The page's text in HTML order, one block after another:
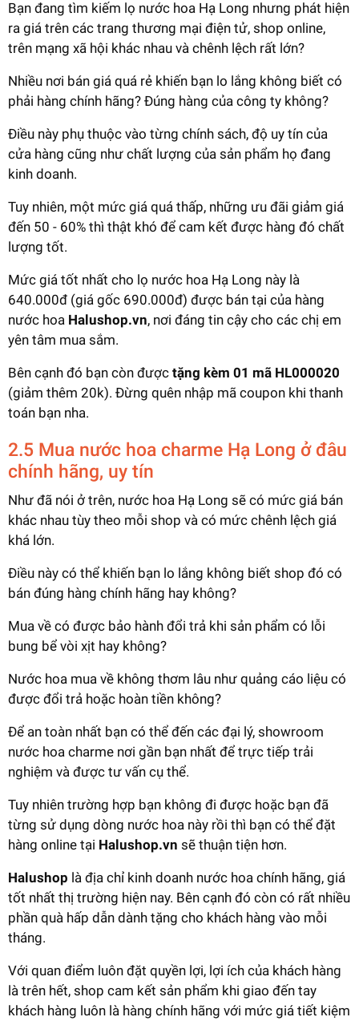
Bạn đang tìm kiếm lọ nước hoa Hạ Long nhưng phát hiện
ra giá trên các trang thương mại điện tử, shop online,
trên mạng xã hội khác nhau và chênh lệch rất lớn?
Nhiều nơi bán giá quá rẻ khiến bạn lo lắng không biết có
phải hàng chính hãng? Đúng hàng của công ty không?
Điều này phụ thuộc vào từng chính sách, độ uy tín của
cửa hàng cũng như chất lượng của sản phẩm họ đang
kinh doanh.
Tuy nhiên, một mức giá quá thấp, những ưu đãi giảm giá
đến 50 - 60% thì thật khó để cam kết được hàng đó chất
lượng tốt.
Mức giá tốt nhất cho lọ nước hoa Hạ Long này là
640.000đ (giá gốc 690.000đ) được bán tại của hàng
nước hoa Halushop.vn, nơi đáng tin cậy cho các chị em
yên tâm mua sắm.
Bên cạnh đó bạn còn được tặng kèm 01 mã HL000020
(giảm thêm 20k). Đừng quên nhập mã coupon khi thanh
toán bạn nha.
2.5 Mua nước hoa charme Hạ Long ở đâu
chính hãng, uy tín
Như đã nói ở trên, nước hoa Hạ Long sẽ có mức giá bán
khác nhau tùy theo mỗi shop và có mức chênh lệch giá
khá lớn.
Điều này có thể khiến bạn lo lắng không biết shop đó có
bán đúng hàng chính hãng hay không?
Mua về có được bảo hành đổi trả khi sản phẩm có lỗi
bung bể vòi xịt hay không?
Nước hoa mua về không thơm lâu như quảng cáo liệu có
được đổi trả hoặc hoàn tiền không?
Để an toàn nhất bạn có thể đến các đại lý, showroom
nước hoa charme nơi gần bạn nhất để trực tiếp trải
nghiệm và được tư vấn cụ thể.
Tuy nhiên trường hợp bạn không đi được hoặc bạn đã
từng sử dụng dòng nước hoa này rồi thì bạn có thể đặt
hàng online tại Halushop.vn sẽ thuận tiện hơn.
Halushop là địa chỉ kinh doanh nước hoa chính hãng, giá
tốt nhất thị trường hiện nay. Bên cạnh đó còn có rất nhiều
phần quà hấp dẫn dành tặng cho khách hàng vào mỗi
tháng.
Với quan điểm luôn đặt quyền lợi, lợi ích của khách hàng
là trên hết, shop cam kết sản phẩm khi giao đến tay
khách hàng luôn là hàng chính hãng với mức giá tiết kiệm